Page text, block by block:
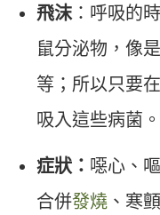
飛沫：呼吸的
鼠分泌物，像
等；所以只要
吸入這些病菌。
症狀： 噁心、
合併發燒 、寒